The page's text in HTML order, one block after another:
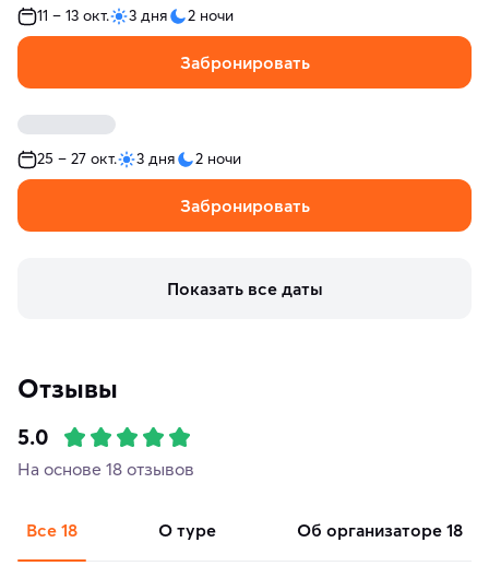
11 – 13 окт. 3 дня 2 ночи
Забронировать
25 – 27 окт. 3 дня 2 ночи
Забронировать
Показать все даты
Отзывы
5.0
На основе 18 отзывов
Все 18 о туре об организаторе 18